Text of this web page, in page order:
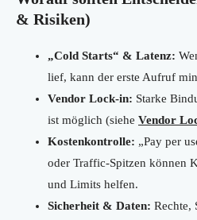
& Risiken)
„Cold Starts“ & Latenz:
lief, kann der erste Aufruf
Vendor Lock-in: Starke
ist möglich (siehe Vendor
Kostenkontrolle: „Pay per
oder Traffic-Spitzen können
und Limits helfen.
Sicherheit & Daten: Rechte,